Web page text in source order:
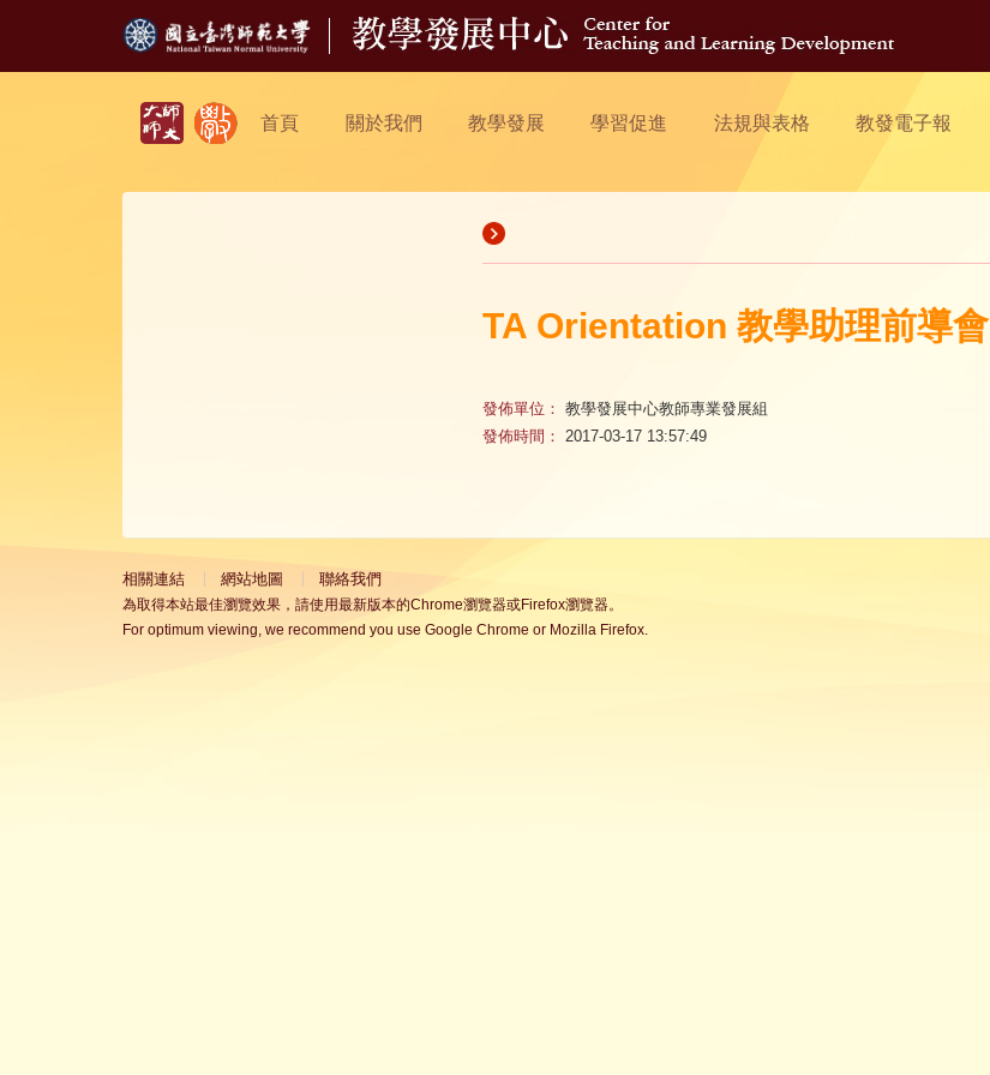
首頁 關於我們 教學發展 學習促進 法規與表格 教發電子報
TA Orientation 教學助理前導會
發佈單位： 教學發展中心教師專業發展組
發佈時間： 2017-03-17 13:57:49
相關連結 網站地圖 聯絡我們
為取得本站最佳瀏覽效果，請使用最新版本的Chrome瀏覽器或Firefox瀏覽器。
For optimum viewing, we recommend you use Google Chrome or Mozilla Firefox.